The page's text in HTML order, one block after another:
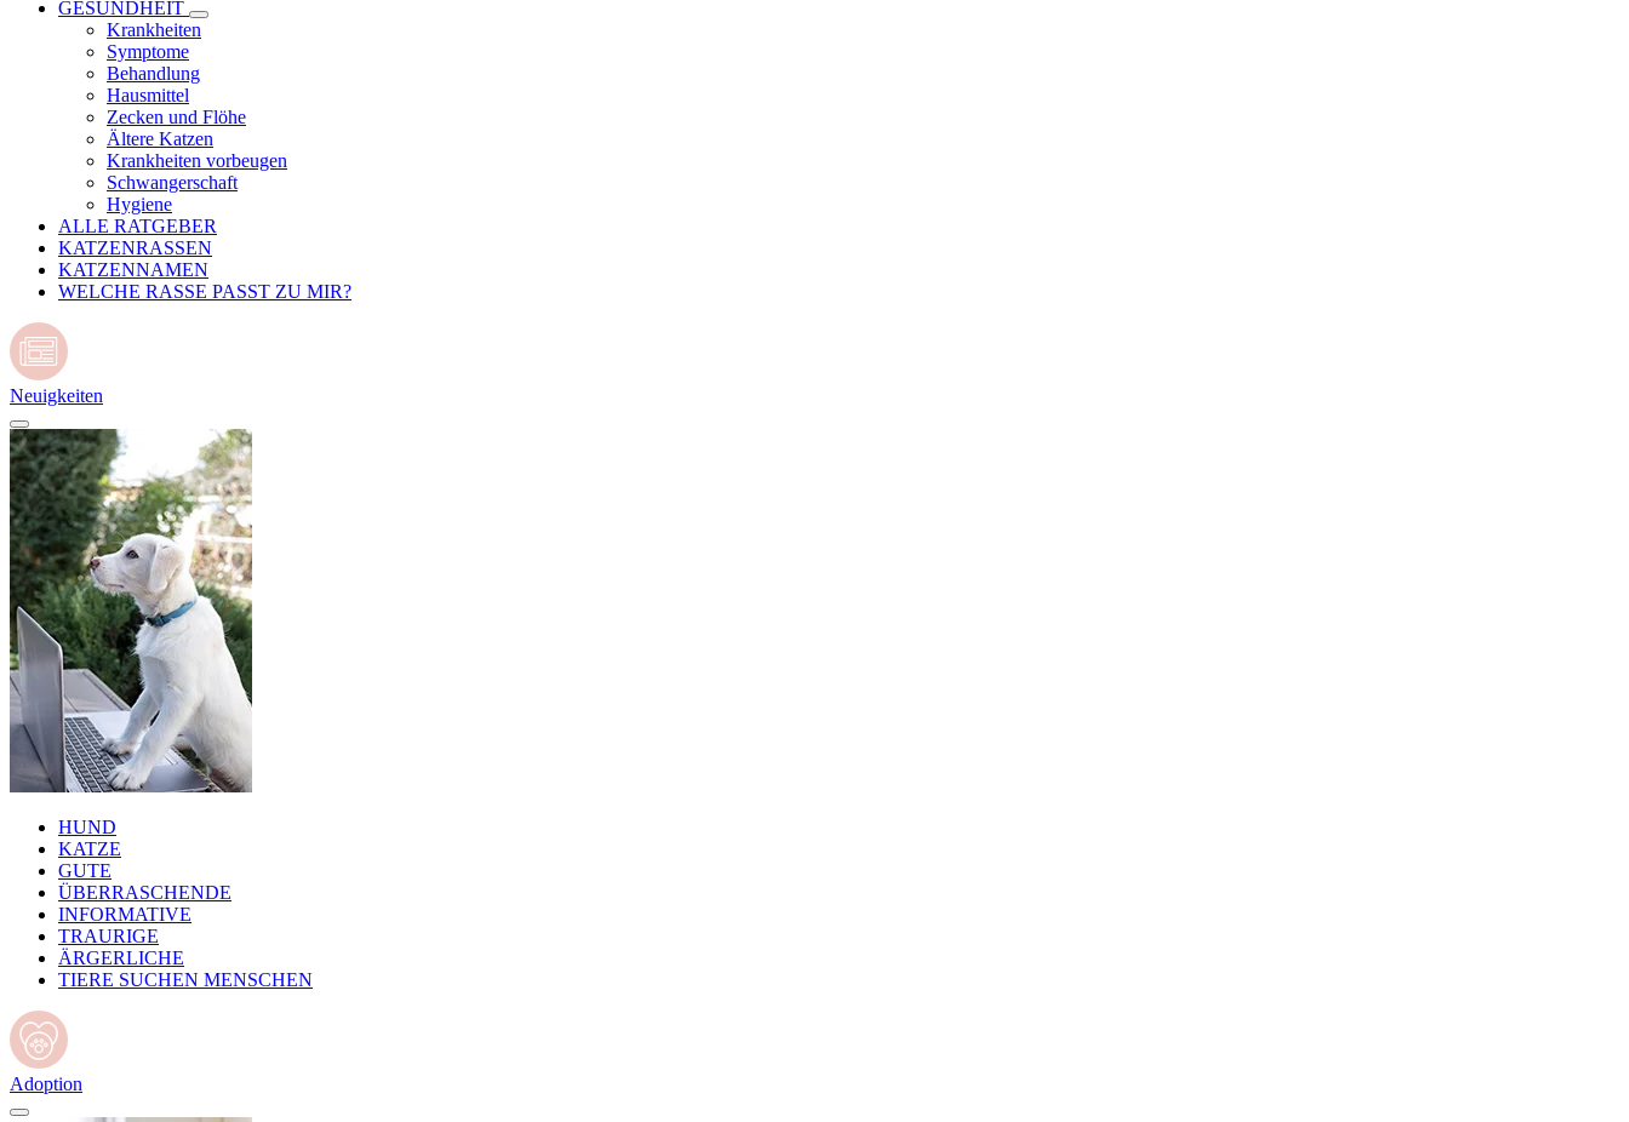
GESUNDHEIT
Krankheiten
Symptome
Behandlung
Hausmittel
Zecken und Flöhe
Ältere Katzen
Krankheiten vorbeugen
Schwangerschaft
Hygiene
ALLE RATGEBER
KATZENRASSEN
KATZENNAMEN
WELCHE RASSE PASST ZU MIR?
Neuigkeiten
HUND
KATZE
GUTE
ÜBERRASCHENDE
INFORMATIVE
TRAURIGE
ÄRGERLICHE
TIERE SUCHEN MENSCHEN
Adoption